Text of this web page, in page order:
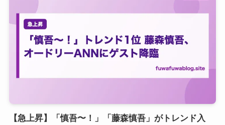
【急上昇】「慎吾〜！」「藤森慎吾」がトレンド入